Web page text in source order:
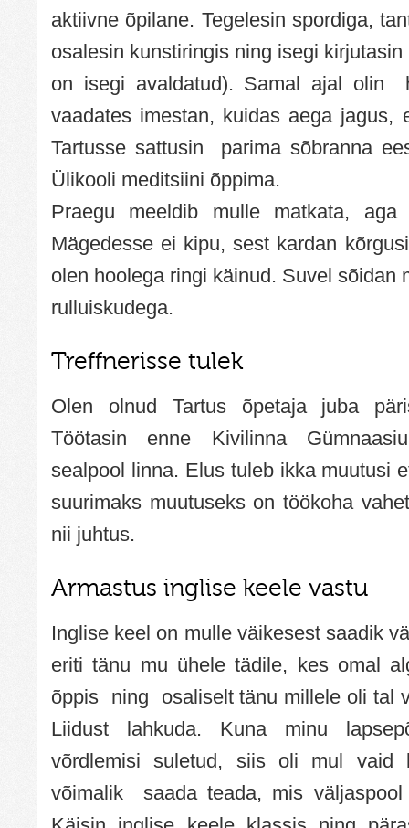
aktiivne õpilane. Tegelesin spordiga,
osalesin kunstiringis ning isegi
on isegi avaldatud). Samal ajal olin
vaadates imestan, kuidas aega jagus,
Tartusse sattusin parima sõbranna
Ülikooli meditsiini õppima.
Praegu meeldib mulle matkata,
Mägedesse ei kipu, sest kardan
olen hoolega ringi käinud. Suvel sõidan
rulluiskudega.
Treffnerisse tulek
Olen olnud Tartus õpetaja juba
Töötasin enne Kivilinna
sealpool linna. Elus tuleb ikka muutusi
suurimaks muutuseks on töökoha
nii juhtus.
Armastus inglise keele vastu
Inglise keel on mulle väikesest saadik
eriti tänu mu ühele tädile, kes omal
õppis ning osaliselt tänu millele oli tal
Liidust lahkuda. Kuna minu
võrdlemisi suletud, siis oli mul vaid
võimalik saada teada, mis